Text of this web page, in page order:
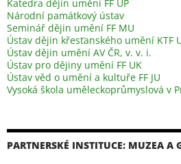
Katedra dějin umění FF UP
Národní památkový ústav
Seminář dějin umění FF MU
Ústav dějin křesťanského umění KTF
Ústav dějin umění AV ČR, v. v. i.
Ústav pro dějiny umění FF UK
Ústav věd o umění a kultuře FF JU
Vysoká škola uměleckoprůmyslová v
PARTNERSKÉ INSTITUCE: MUZEA A